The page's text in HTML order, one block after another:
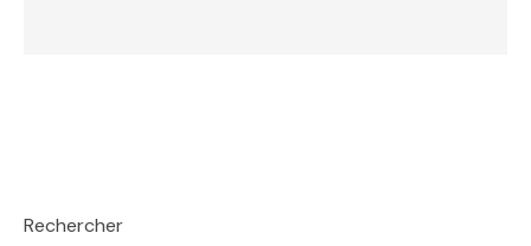
Rechercher